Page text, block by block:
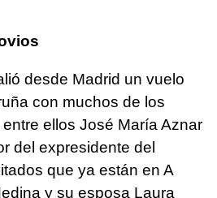
desde Madrid un vuelo
con muchos de los
ellos José María Aznar
del expresidente del
que ya están en A
y su esposa Laura